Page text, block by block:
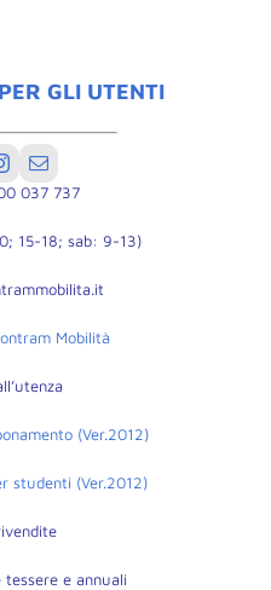
GLI UTENTI
037 737
15-18; sab: 9-13)
Mobilità
(Ver.2012)
studenti (Ver.2012)
e annuali